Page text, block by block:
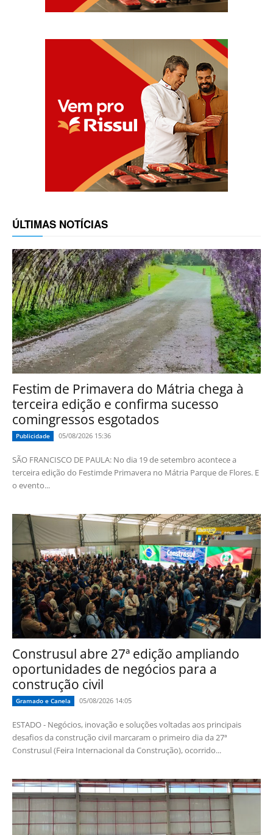
ÚLTIMAS NOTÍCIAS
Festim de Primavera do Mátria chega à
terceira edição e confirma sucesso
comingressos esgotados
Publicidade 05/08/2026 15:36
SÃO FRANCISCO DE PAULA: No dia 19 de setembro acontece a
terceira edição do Festimde Primavera no Mátria Parque de Flores. E
o evento...
Construsul abre 27ª edição ampliando
oportunidades de negócios para a
construção civil
Gramado e Canela 05/08/2026 14:05
ESTADO - Negócios, inovação e soluções voltadas aos principais
desafios da construção civil marcaram o primeiro dia da 27ª
Construsul (Feira Internacional da Construção), ocorrido...